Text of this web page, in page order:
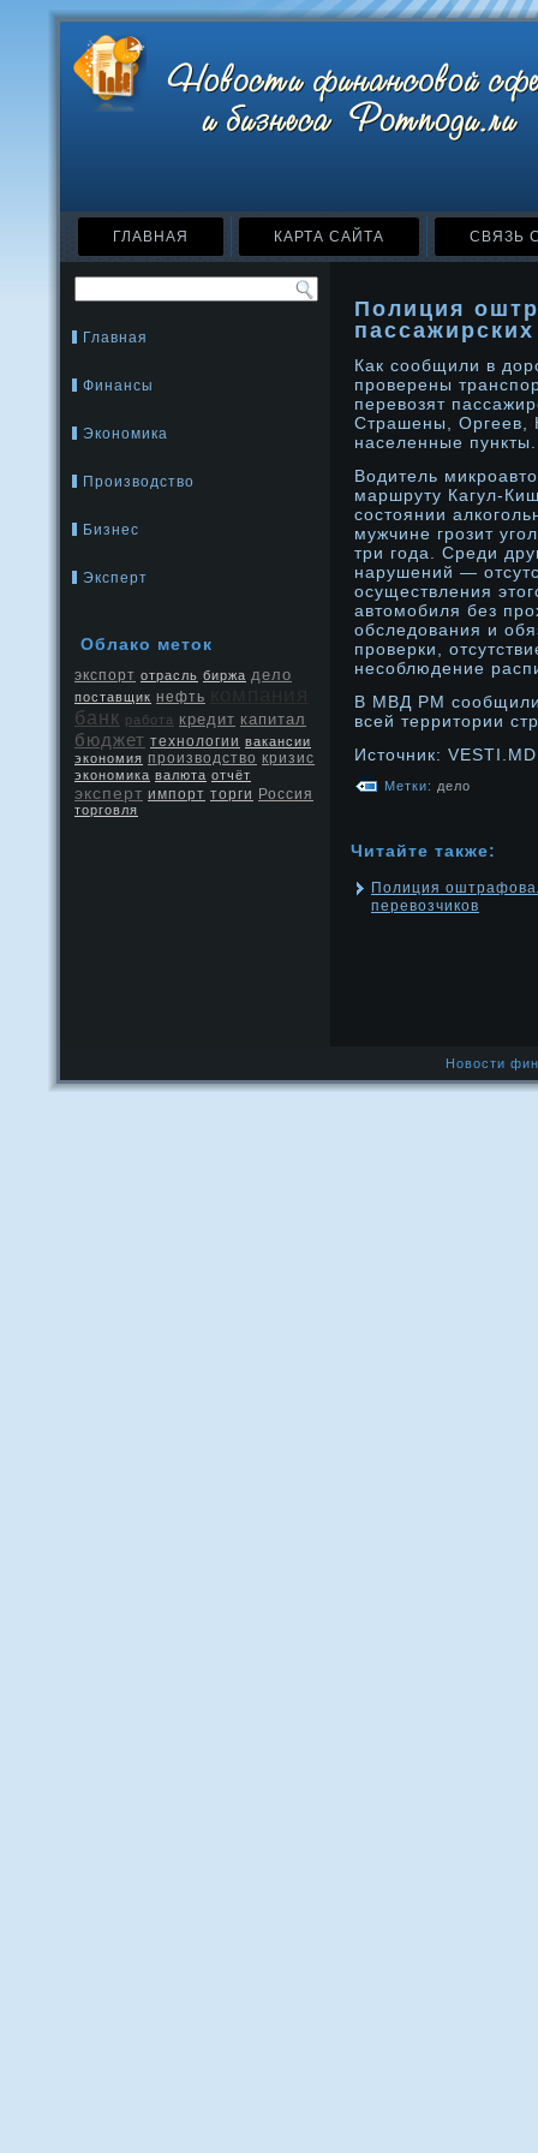
ГЛАВНАЯ КАРТА САЙТА СВЯЗЬ
Главная
Финансы
Экономика
Производство
Бизнес
Эксперт
Облако метοк
экспорт отрасль биржа дело
поставщик нефть
банк работа кредит капитал
бюджет технологии вакансии
экономия производство кризис
экономика валюта отчёт
эксперт импорт торги Россия
торговля
Полиция
Как сообщили в
прοверены
перевозят
Страшены, Оргеев,
населенные пункты.
Водитель
маршруту Кагул-
состоянии
мужчине грозит
три года. Среди
нарушений —
осуществления
автомобиля без
обследования и
проверки,
несоблюдение
В МВД РМ
всей территοрии
Истοчник: VESTI.MD
Метки: дело
Читайте также:
Полиция
перевозчиков
Новости